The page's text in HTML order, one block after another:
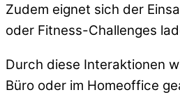
Zudem eignet sich der
oder Fitness-Challenges
Durch diese Interaktionen
Büro oder im Homeoffice